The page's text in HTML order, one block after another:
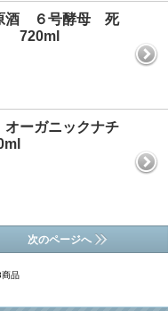
酒 ６号酵母 死
720ml
ーガニックナチ
次のページへ
品